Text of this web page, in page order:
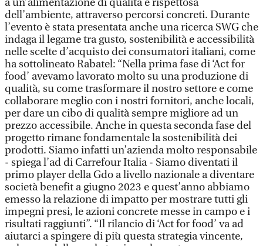
a un’alimentazione di qualità e rispettosa
dell’ambiente, attraverso percorsi concreti. Durante
l’evento è stata presentata anche una ricerca SWG che
indaga il legame tra gusto, sostenibilità e accessibilità
nelle scelte d’acquisto dei consumatori italiani, come
ha sottolineato Rabatel: “Nella prima fase di ‘Act for
food’ avevamo lavorato molto su una produzione di
qualità, su come trasformare il nostro settore e come
collaborare meglio con i nostri fornitori, anche locali,
per dare un cibo di qualità sempre migliore ad un
prezzo accessibile. Anche in questa seconda fase del
progetto rimane fondamentale la sostenibilità dei
prodotti. Siamo infatti un’azienda molto responsabile
- spiega l’ad di Carrefour Italia - Siamo diventati il
primo player della Gdo a livello nazionale a diventare
società benefit a giugno 2023 e quest’anno abbiamo
emesso la relazione di impatto per mostrare tutti gli
impegni presi, le azioni concrete messe in campo e i
risultati raggiunti”. “Il rilancio di ‘Act for food’ va ad
aiutarci a spingere di più questa strategia vincente,